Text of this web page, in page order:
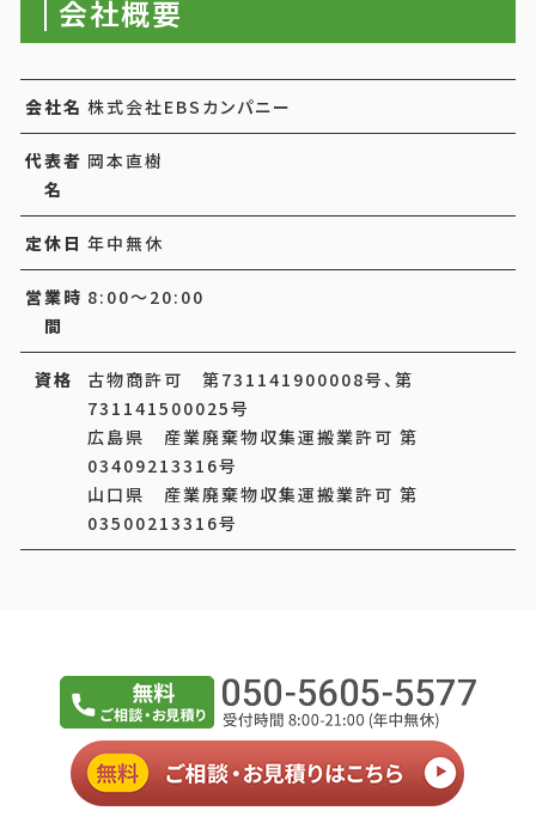
会社概要
会社名 株式会社EBSカンパニー
代表者
名
岡本直樹
定休日 年中無休
営業時
間
8:00～20:00
資格
古物商許可 第731141900008号、第
731141500025号
広島県 産業廃棄物収集運搬業許可 第
03409213316号
山口県 産業廃棄物収集運搬業許可 第
03500213316号